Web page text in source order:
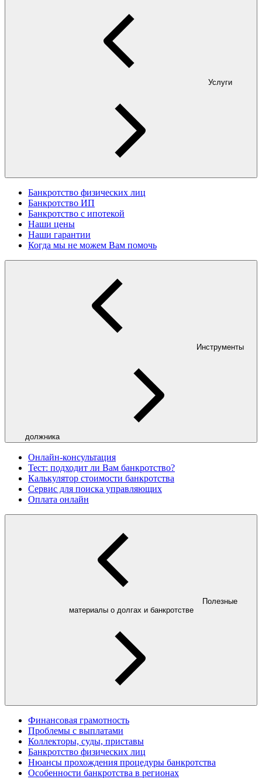
Услуги
Банкротство физических лиц
Банкротство ИП
Банкротство с ипотекой
Наши цены
Наши гарантии
Когда мы не можем Вам помочь
Инструменты
должника
Онлайн-консультация
Тест: подходит ли Вам банкротство?
Калькулятор стоимости банкротства
Сервис для поиска управляющих
Оплата онлайн
Полезные
материалы о долгах и банкротстве
Финансовая грамотность
Проблемы с выплатами
Коллекторы, суды, приставы
Банкротство физических лиц
Нюансы прохождения процедуры банкротства
Особенности банкротства в регионах